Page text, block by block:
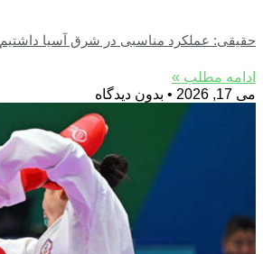
حقیقی: عملکرد مناسبی در شرق آسیا داشتیم ۲۷ اردیبهشت ماه
ادامه مطلب »
می 17, 2026
بدون دیدگاه